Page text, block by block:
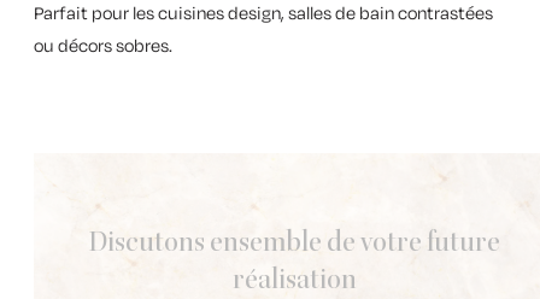
Parfait pour les cuisines design, salles de bain contrastées
ou décors sobres.
Discutons ensemble de votre future
réalisation